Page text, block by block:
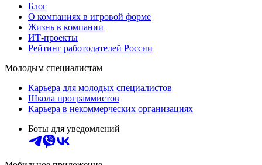
Блог
О компаниях в игровой форме
Жизнь в компании
ИТ-проекты
Рейтинг работодателей России
Молодым специалистам
Карьера для молодых специалистов
Школа программистов
Карьера в некоммерческих организациях
Боты для уведомлений